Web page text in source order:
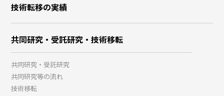
技術転移の実績
共同研究・受託研究・技術移転
共同研究・受託研究
共同研究等の流れ
技術移転